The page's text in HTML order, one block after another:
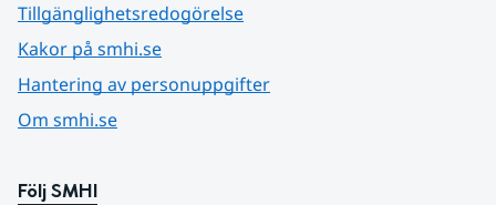
Tillgänglighetsredogörelse
Kakor på smhi.se
Hantering av personuppgifter
Om smhi.se
Följ SMHI